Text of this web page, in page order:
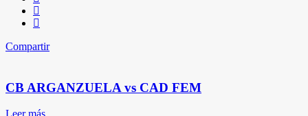
Compartir
CB ARGANZUELA vs CAD FEM